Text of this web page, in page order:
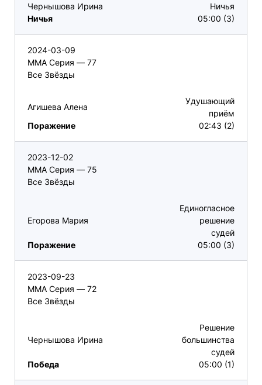
Чернышова Ирина
Ничья
Ничья
05:00 (3)
2024-03-09
ММА Серия — 77
Все Звёзды
Агишева Алена
Поражение
Удушающий
приём
02:43 (2)
2023-12-02
ММА Серия — 75
Все Звёзды
Егорова Мария
Поражение
Единогласное
решение
судей
05:00 (3)
2023-09-23
ММА Серия — 72
Все Звёзды
Чернышова Ирина
Победа
Решение
большинства
судей
05:00 (1)